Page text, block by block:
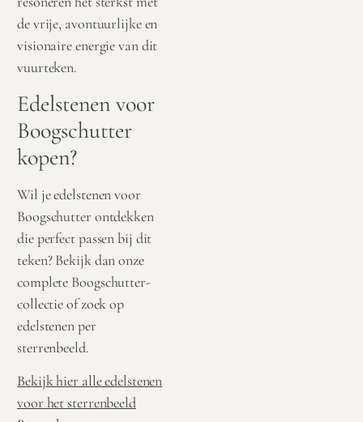
de vrije, avontuurlijke en
visionaire energie van dit
vuurteken.
Edelstenen voor
Boogschutter
kopen?
Wil je edelstenen voor
Boogschutter ontdekken
die perfect passen bij dit
teken? Bekijk dan onze
complete Boogschutter-
collectie of zoek op
edelstenen per
sterrenbeeld.
Bekijk hier alle edelstenen
voor het sterrenbeeld